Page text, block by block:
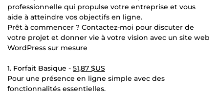
professionnelle qui propulse votre entreprise et vous
aide à atteindre vos objectifs en ligne.
Prêt à commencer ? Contactez-moi pour discuter de
votre projet et donner vie à votre vision avec un site web
WordPress sur mesure
1. Forfait Basique - 51,87 $US
Pour une présence en ligne simple avec des
fonctionnalités essentielles.